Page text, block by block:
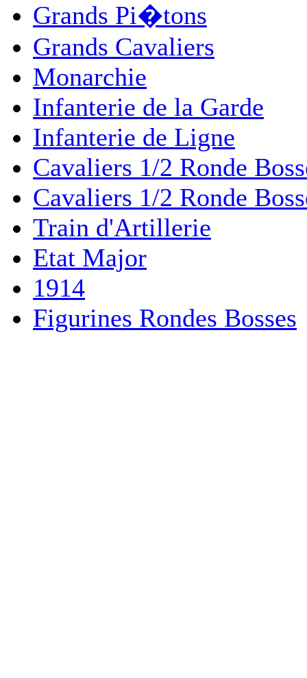
Grands Pi�tons
Grands Cavaliers
Monarchie
Infanterie de la Garde
Infanterie de Ligne
Cavaliers 1/2 Ronde
Cavaliers 1/2 Ronde
Train d'Artillerie
Etat Major
1914
Figurines Rondes Bosses